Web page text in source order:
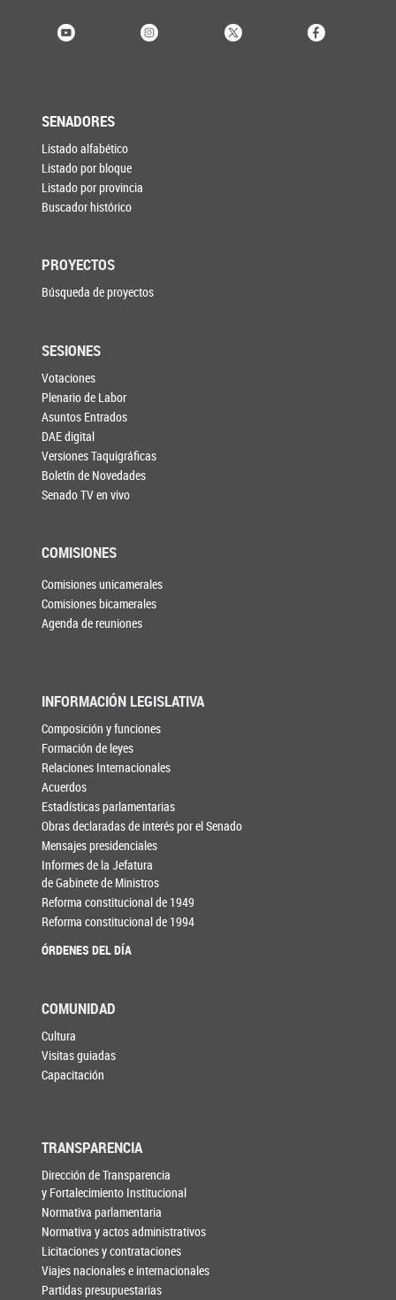
SENADORES
Listado alfabético
Listado por bloque
Listado por provincia
Buscador histórico
PROYECTOS
Búsqueda de proyectos
SESIONES
Votaciones
Plenario de Labor
Asuntos Entrados
DAE digital
Versiones Taquigráficas
Boletín de Novedades
Senado TV en vivo
COMISIONES
Comisiones unicamerales
Comisiones bicamerales
Agenda de reuniones
INFORMACIÓN LEGISLATIVA
Composición y funciones
Formación de leyes
Relaciones Internacionales
Acuerdos
Estadísticas parlamentarias
Obras declaradas de interés por el Senado
Mensajes presidenciales
Informes de la Jefatura
de Gabinete de Ministros
Reforma constitucional de 1949
Reforma constitucional de 1994
ÓRDENES DEL DÍA
COMUNIDAD
Cultura
Visitas guiadas
Capacitación
TRANSPARENCIA
Dirección de Transparencia
y Fortalecimiento Institucional
Normativa parlamentaria
Normativa y actos administrativos
Licitaciones y contrataciones
Viajes nacionales e internacionales
Partidas presupuestarias